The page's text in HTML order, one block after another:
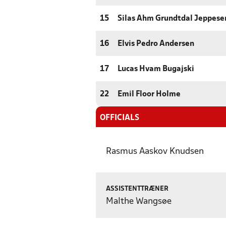
15 Silas Ahm Grundtdal
16 Elvis Pedro Andersen
17 Lucas Hvam Bugajski
22 Emil Floor Holme
OFFICIALS
Rasmus Aaskov Knudsen
ASSISTENTTRÆNER
Malthe Wangsøe